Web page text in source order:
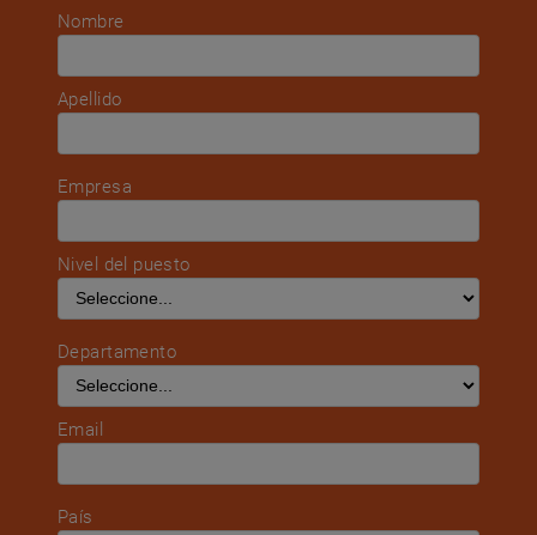
Nombre
Apellido
Empresa
Nivel del puesto
Departamento
Email
País